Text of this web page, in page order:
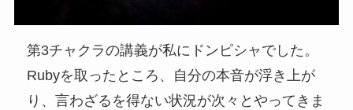
第3チャクラの講義が私にドンピシャでした。
Rubyを取ったところ、自分の本音が浮き上が
り、言わざるを得ない状況が次々とやってきま